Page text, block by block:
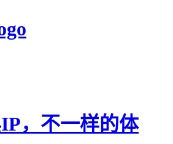
，不一样的体